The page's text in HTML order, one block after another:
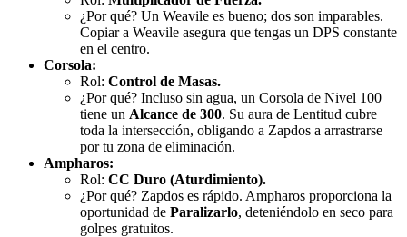
¿Por qué? Un Weavile es bueno; dos son imparables.
Copiar a Weavile asegura que tengas un DPS constante
en el centro.
Corsola:
Rol: Control de Masas.
¿Por qué? Incluso sin agua, un Corsola de Nivel 100
tiene un Alcance de 300. Su aura de Lentitud cubre
toda la intersección, obligando a Zapdos a arrastrarse
por tu zona de eliminación.
Ampharos:
Rol: CC Duro (Aturdimiento).
¿Por qué? Zapdos es rápido. Ampharos proporciona la
oportunidad de Paralizarlo, deteniéndolo en seco para
golpes gratuitos.